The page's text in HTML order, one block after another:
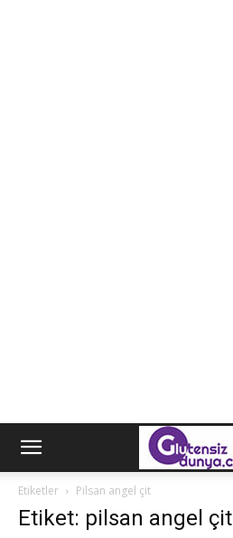
Etiketler Pilsan angel çit
Etiket: pilsan angel çit